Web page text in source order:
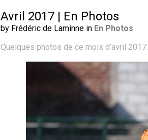
Avril 2017 | En Photos
by Frédéric de Laminne in En Photos
Quelques photos de ce mois d’avril 2017.